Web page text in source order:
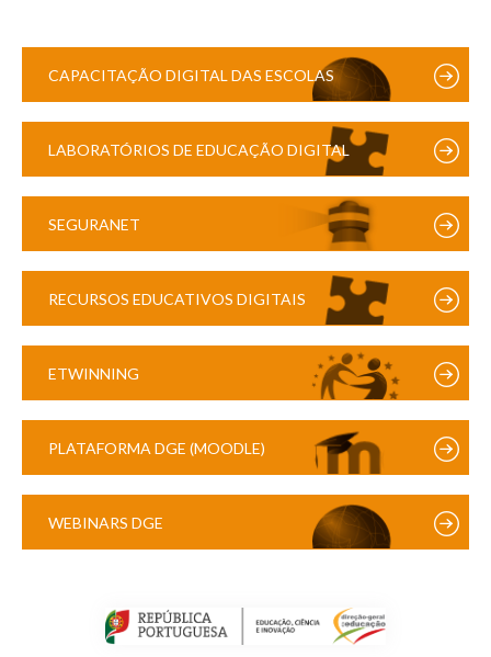
CAPACITAÇÃO DIGITAL DAS ESCOLAS
LABORATÓRIOS DE EDUCAÇÃO DIGITAL
SEGURANET
RECURSOS EDUCATIVOS DIGITAIS
ETWINNING
PLATAFORMA DGE (MOODLE)
WEBINARS DGE